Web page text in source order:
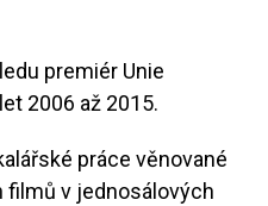
premiér Unie
2006 až 2015.
práce věnované
filmů v jednosálových